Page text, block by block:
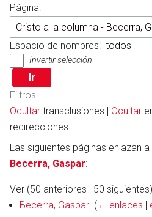
Abrir menú principal
Página:
Espacio de nombres:
Invertir selección
Filtros
Ocultar transclusiones | Ocultar
redirecciones
Las siguientes páginas enlazan a
Becerra, Gaspar:
Ver (50 anteriores | 50
Becerra, Gaspar (← enlaces |